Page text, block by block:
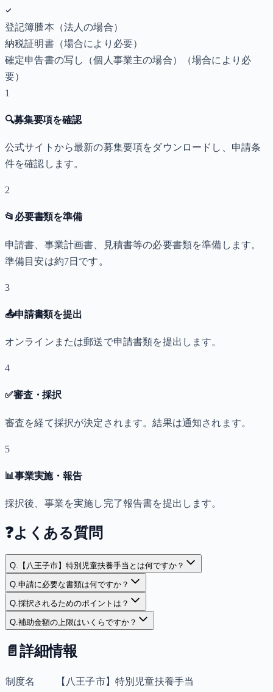
登記簿謄本（法人の場合）
納税証明書（場合により必要）
確定申告書の写し（個人事業主の場合）
（場合により必
要）
1
🔍募集要項を確認
公式サイトから最新の募集要項をダウンロードし、申請条
件を確認します。
2
📂 必要書類を準備
申請書、事業計画書、見積書等の必要書類を準備します。
準備目安は約7日です。
3
📤申請書類を提出
オンラインまたは郵送で申請書類を提出します。
4
✅審査・採択
審査を経て採択が決定されます。結果は通知されます。
5
📊事業実施・報告
採択後、事業を実施し完了報告書を提出します。
❓よくある質問
Q. 【八王子市】特別児童扶養手当とは何ですか？
Q.申請に必要な書類は何ですか？
Q.採択されるためのポイントは？
Q.補助金額の上限はいくらですか？
📄 詳細情報
制度名
【八王子市】特別児童扶養手当